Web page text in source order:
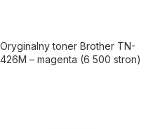
Oryginalny toner Brother TN-
426M – magenta (6 500 stron)